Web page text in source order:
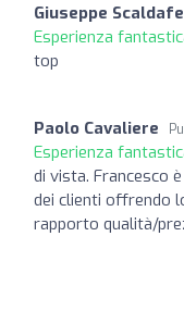
Giuseppe
Esperienza
top
Paolo Cavaliere
Esperienza
di vista. Francesco
dei clienti offrendo
rapporto qualità/